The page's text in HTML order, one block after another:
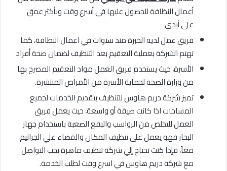
أعمال النظافة للحصول عليها في أسرع وقت وبأكثر عمق
على أيدي
فريق عمل لديه الخبرة منذ سنوات في اعمال النظافة، كما
تهتم الشركة بعملية التعقيم بعد التنظيف لضمان صحة أفراد
الأسرة، حيث يستخدم فريق العمل مواد التعقيم المصرح بها
من وزارة الصحة لحماية الأسرة من الأمراض المنتشرة.
تميز شركة دريم هاوس للتنظيف بتقديم الخدمات لجميع
المساحات اذا كانت ضيقة أو واسعة، حيث يعمل فريق
العمل للتخلص من الرواسب والبقع الصعبة باستخدام جهاز
البخار فهو يعمل على تنظيف المكان والقضاء علي الجراثيم
معاً، فإذا كنت تحتاج إلي شركة تنظيف ماهرة يجب التواصل
مع شركة دريم هاوس في اسرع وقت لطلب الخدمة.